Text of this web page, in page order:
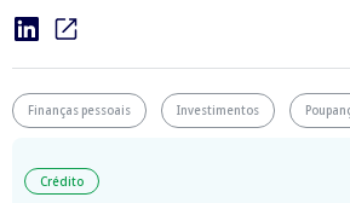
Finanças pessoais Investimentos
Crédito